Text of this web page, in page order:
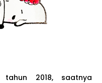
2018, saatnya